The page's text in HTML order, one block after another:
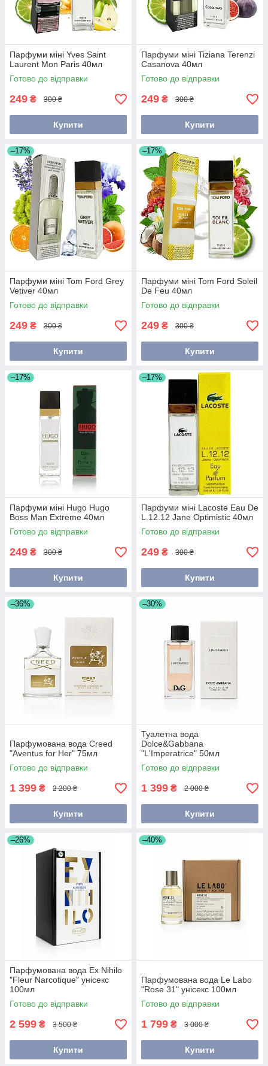
Парфуми міні Yves Saint
Laurent Mon Paris 40мл
Готово до відправки
249 ₴ 300 ₴
Купити
Парфуми міні Tiziana Terenzi
Casanova 40мл
Готово до відправки
249 ₴ 300 ₴
Купити
–17%
Парфуми міні Tom Ford Grey
Vetiver 40мл
Готово до відправки
249 ₴ 300 ₴
Купити
–17%
Парфуми міні Tom Ford Soleil
De Feu 40мл
Готово до відправки
249 ₴ 300 ₴
Купити
–17%
Парфуми міні Hugo Hugo
Boss Man Extreme 40мл
Готово до відправки
249 ₴ 300 ₴
Купити
–17%
Парфуми міні Lacoste Eau De
L.12.12 Jane Optimistic 40мл
Готово до відправки
249 ₴ 300 ₴
Купити
–36%
Парфумована вода Creed
"Aventus for Her" 75мл
Готово до відправки
1 399 ₴ 2 200 ₴
Купити
–30%
Туалетна вода
Dolce&Gabbana
"L'Imperatrice" 50мл
Готово до відправки
1 399 ₴ 2 000 ₴
Купити
–26%
Парфумована вода Ex Nihilo
"Fleur Narcotique" унісекс
100мл
Готово до відправки
2 599 ₴ 3 500 ₴
Купити
–40%
Парфумована вода Le Labo
"Rose 31" унісекс 100мл
Готово до відправки
1 799 ₴ 3 000 ₴
Купити